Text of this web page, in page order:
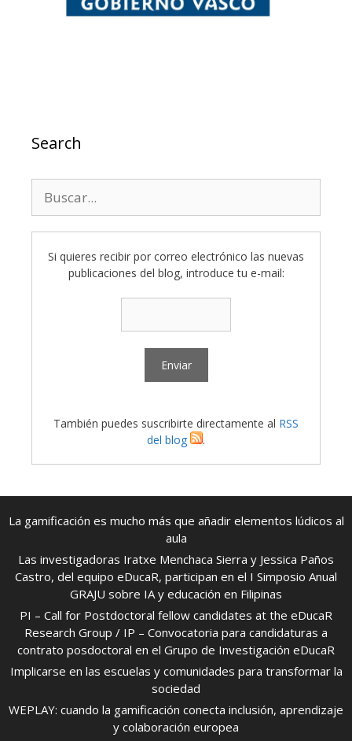
Search
Si quieres recibir por correo electrónico las nuevas
publicaciones del blog, introduce tu e-mail:
También puedes suscribirte directamente al RSS
del blog
.
La gamificación es mucho más que añadir elementos lúdicos al
aula
Las investigadoras Iratxe Menchaca Sierra y Jessica Paños
Castro, del equipo eDucaR, participan en el I Simposio Anual
GRAJU sobre IA y educación en Filipinas
PI – Call for Postdoctoral fellow candidates at the eDucaR
Research Group / IP – Convocatoria para candidaturas a
contrato posdoctoral en el Grupo de Investigación eDucaR
Implicarse en las escuelas y comunidades para transformar la
sociedad
WEPLAY: cuando la gamificación conecta inclusión, aprendizaje
y colaboración europea